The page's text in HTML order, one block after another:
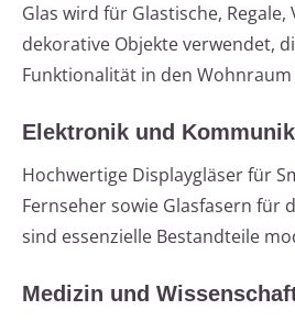
Glas wird für Glastische,
dekorative Objekte verwendet,
Funktionalität in den
Elektronik und
Hochwertige Displaygläser für
Fernseher sowie Glasfasern für
sind essenzielle Bestandteile
Medizin und